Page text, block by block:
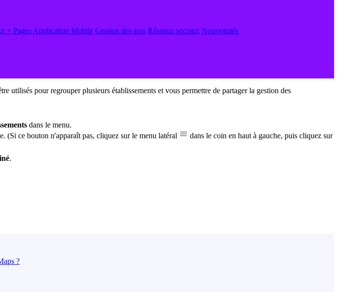
+ Pages Application Mobile Gestion des avis Réseaux sociaux Nouveautés
utilisés pour regrouper plusieurs établissements et vous permettre de partager la gestion des
dans le menu.
(Si ce bouton n'apparaît pas, cliquez sur le menu latéral
dans le coin en haut à gauche, puis cliquez sur
.
?